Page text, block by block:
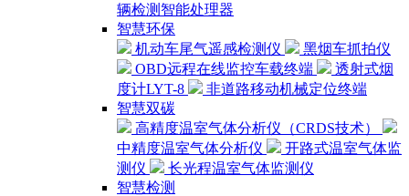
辆检测智能处理器
智慧环保
机动车尾气遥感检测仪
黑烟车抓拍仪
OBD远程在线监控车载终端
透射式烟
度计LYT-8
非道路移动机械定位终端
智慧双碳
高精度温室气体分析仪（CRDS技术）
中精度温室气体分析仪
开路式温室气体监
测仪
长光程温室气体监测仪
智慧检测